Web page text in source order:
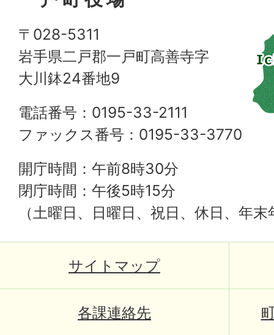
〒028-5311
岩手県二戸郡一戸町高善寺字
大川鉢24番地9
電話番号：0195-33-2111
ファックス番号：0195-33-3770
開庁時間：午前8時30分
閉庁時間：午後5時15分
（土曜日、日曜日、祝日、休日、年
サイトマップ
各課連絡先